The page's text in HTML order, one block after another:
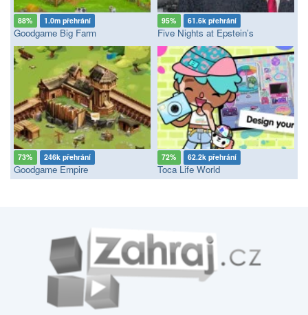
88% 1.0m přehrání
Goodgame Big Farm
95% 61.6k přehrání
Five Nights at Epstein’s
73% 246k přehrání
Goodgame Empire
72% 62.2k přehrání
Toca Life World